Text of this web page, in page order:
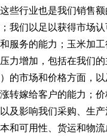
些行业也是我们销售
我们以足以获得市场
服务的能力；玉米加
力增加，包括在我们
的市场和价格方面，
转嫁给客户的能力；
及影响我们采购、生
和可用性、货运和物